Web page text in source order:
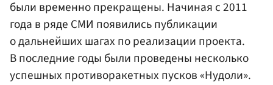
были временно прекращены. Начиная с 2011
года в ряде СМИ появились публикации
о дальнейших шагах по реализации проекта.
В последние годы были проведены несколько
успешных противоракетных пусков «Нудоли».